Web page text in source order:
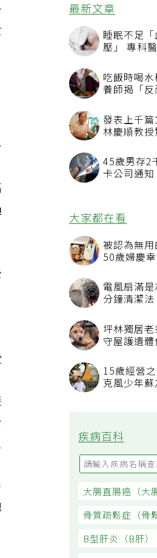
最新文章
睡眠不足
壓」 專科
吃飯時喝
養師揭「
發表上千
林慶順教
45歲男存2
卡公司通
大家都在看
被認為無
50歲婦慶
電風扇滿
坪林獨居
守屋護遺
15歲經營
疾病百科